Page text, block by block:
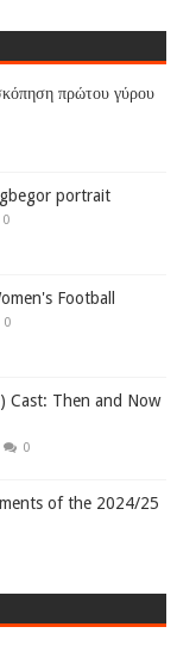
πρώτου γύρου
portrait
0
Football
0
Cast: Then and Now
0
of the 2024/25